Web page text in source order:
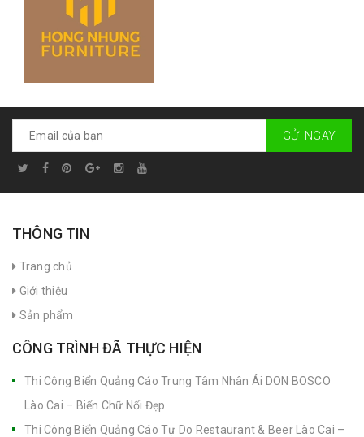
GỬI NGAY
THÔNG TIN
Trang chủ
Giới thiệu
Sản phẩm
CÔNG TRÌNH ĐÃ THỰC HIỆN
Thi Công Biển Quảng Cáo Trung Tâm Nhân Ái DON BOSCO
Lào Cai – Biển Chữ Nổi Đẹp
Thi Công Biển Quảng Cáo Tự Do Restaurant & Beer Lào Cai –